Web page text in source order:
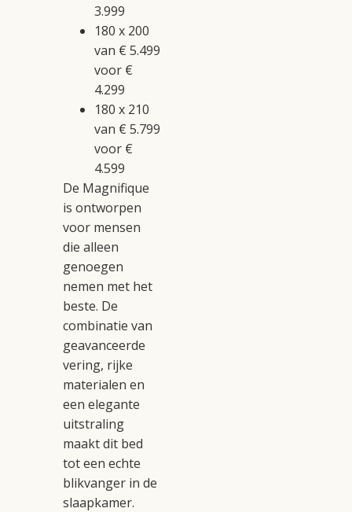
3.999
180 x 200
van € 5.499
voor €
4.299
180 x 210
van € 5.799
voor €
4.599
De Magnifique
is ontworpen
voor mensen
die alleen
genoegen
nemen met het
beste. De
combinatie van
geavanceerde
vering, rijke
materialen en
een elegante
uitstraling
maakt dit bed
tot een echte
blikvanger in de
slaapkamer.